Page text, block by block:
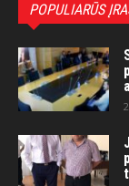
POPULIARŪS